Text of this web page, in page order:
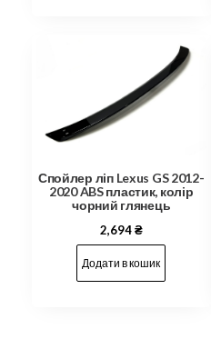
Спойлер ліп Lexus GS 2012-
2020 ABS пластик, колір
чорний глянець
2,694₴
Додати в кошик